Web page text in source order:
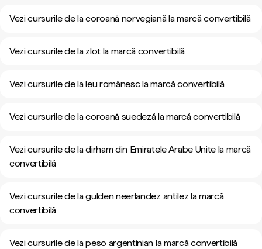
Vezi cursurile de la coroană norvegiană la marcă convertibilă
Vezi cursurile de la zlot la marcă convertibilă
Vezi cursurile de la leu românesc la marcă convertibilă
Vezi cursurile de la coroană suedeză la marcă convertibilă
Vezi cursurile de la dirham din Emiratele Arabe Unite la marcă
convertibilă
Vezi cursurile de la gulden neerlandez antilez la marcă
convertibilă
Vezi cursurile de la peso argentinian la marcă convertibilă